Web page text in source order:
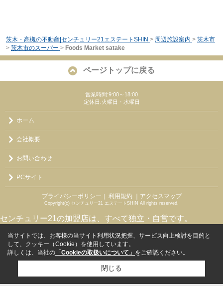
茨木・高槻の不動産|センチュリー21エステートSHIN > 周辺施設案内 > 茨木市
> 茨木市のスーパー > Foods Market satake
ページトップに戻る
営業時間:9:00～18:00
定休日:火曜日・水曜日
ホーム
会社概要
お問い合わせ
PCサイト
プライバシーポリシー ｜ 利用規約 ｜アクセスマップ
Copyright(c) センチュリー21 エステートSHIN All rights reserved.
センチュリー21の加盟店は、すべて独立・自営です。
当サイトでは、お客様の当サイト利用状況把握、サービス向上検討を目的と
して、クッキー（Cookie）を使用しています。
詳しくは、当社の 「Cookieの取扱いについて」 をご確認ください。
閉じる